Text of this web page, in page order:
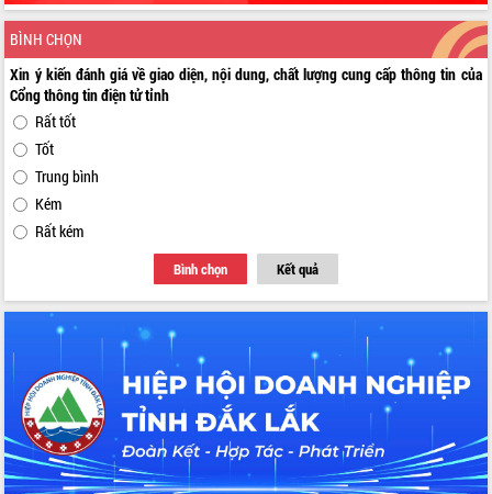
BÌNH CHỌN
Xin ý kiến đánh giá về giao diện, nội dung, chất lượng cung cấp thông tin của
Cổng thông tin điện tử tỉnh
Rất tốt
Tốt
Trung bình
Kém
Rất kém
Bình chọn Kết quả